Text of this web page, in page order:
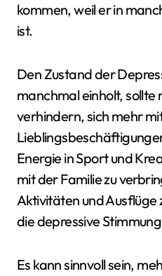
kommen, weil er in
ist.
Den Zustand der
manchmal einholt, sollte
verhindern, sich mehr
Energie in Sport und
mit der Familie zu
Aktivitäten und
die depressive
Es kann sinnvoll sein,